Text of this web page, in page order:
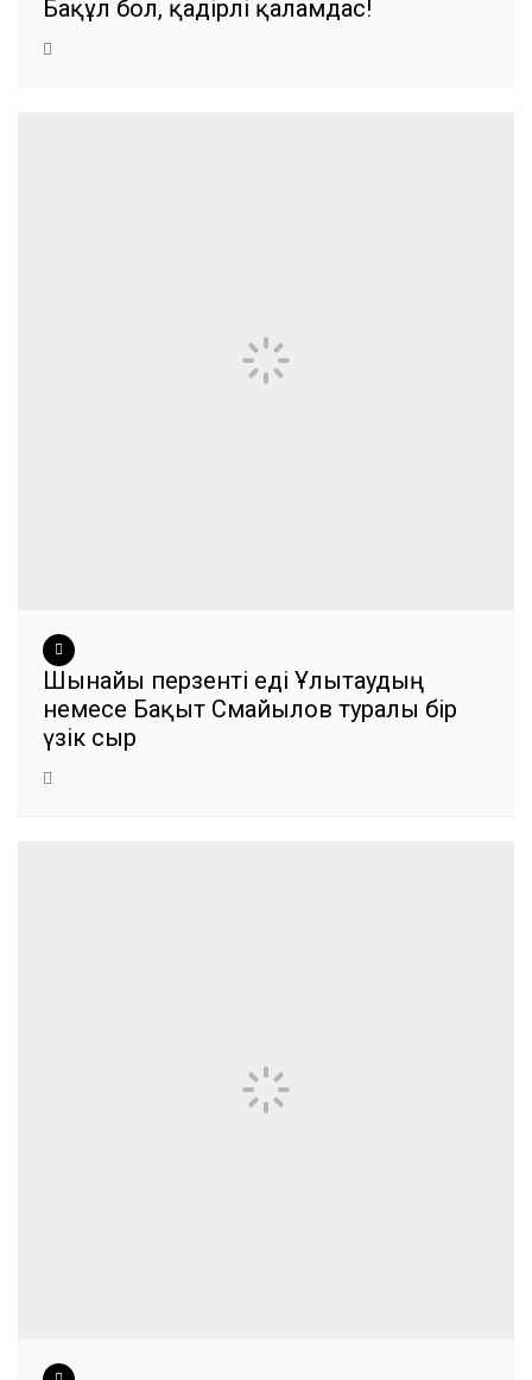
Бақұл бол, қадірлі қаламдас!
Шынайы перзенті еді Ұлытаудың
немесе Бақыт Смайылов туралы бір
үзік сыр